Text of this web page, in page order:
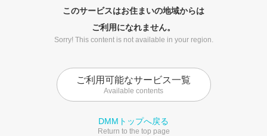
このサービスはお住まいの地域からは
ご利用になれません。
Sorry! This content is not available in your region.
ご利用可能なサービス一覧
Available contents
DMMトップへ戻る
Return to the top page